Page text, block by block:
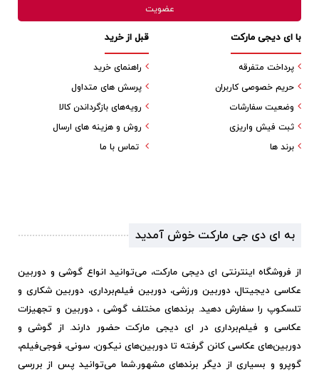
قبل از خرید
راهنمای خرید
پرسش های متداول
رویه‌های بازگرداندن کالا
روش و هزینه های ارسال
تماس با ما
با ای دیجی مارکت
پرداخت متفرقه
حریم خصوصی کاربران
وضعیت سفارشات
ثبت فیش واریزی
برند ها
به ای دی جی مارکت خوش آمدید
از فروشگاه اینترنتی ای دیجی مارکت، می‌توانید انواع گوشی و دوربین
عکاسی دیجیتال، دوربین ورزشی، دوربین فیلم‌برداری، دوربین شکاری و
تلسکوپ را سفارش دهید. برندهای مختلف گوشی ، دوربین و تجهیزات
عکاسی و فیلم‌برداری در ای دیجی مارکت حضور دارند. از گوشی و
دوربین‌های عکاسی کانن گرفته تا دوربین‌های نیکون، سونی، فوجی‌فیلم،
گوپرو و بسیاری از دیگر برندهای مشهور.شما می‌توانید پس از بررسی